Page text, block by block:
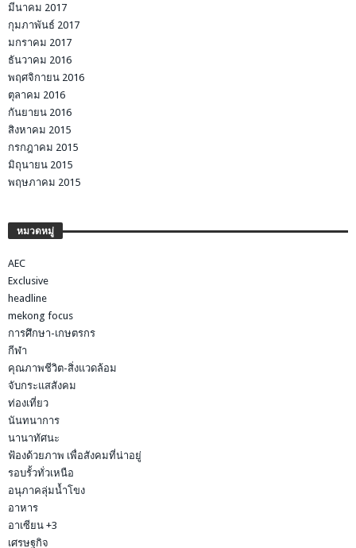
มีนาคม 2017
กุมภาพันธ์ 2017
มกราคม 2017
ธันวาคม 2016
พฤศจิกายน 2016
ตุลาคม 2016
กันยายน 2016
สิงหาคม 2015
กรกฎาคม 2015
มิถุนายน 2015
พฤษภาคม 2015
หมวดหมู่
AEC
Exclusive
headline
mekong focus
การศึกษา-เกษตรกร
กีฬา
คุณภาพชีวิต-สิ่งแวดล้อม
จับกระแสสังคม
ท่องเที่ยว
นันทนาการ
นานาทัศนะ
ฟ้องด้วยภาพ เพื่อสังคมที่น่าอยู่
รอบรั้วทั่วเหนือ
อนุภาคลุ่มน้ำโขง
อาหาร
อาเซียน +3
เศรษฐกิจ